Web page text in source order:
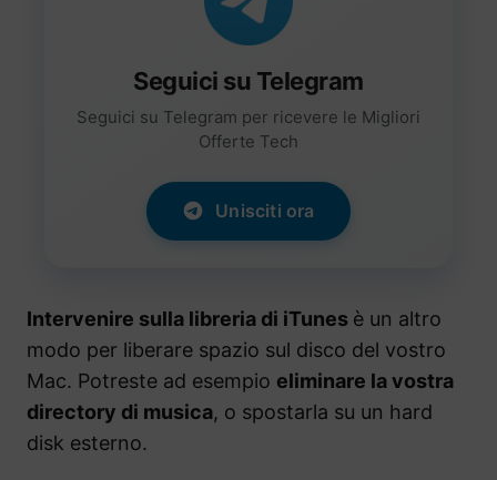
Seguici su Telegram
Seguici su Telegram per ricevere le Migliori
Offerte Tech
Unisciti ora
Intervenire sulla libreria di iTunes è un altro
modo per liberare spazio sul disco del vostro
Mac. Potreste ad esempio eliminare la vostra
directory di musica, o spostarla su un hard
disk esterno.